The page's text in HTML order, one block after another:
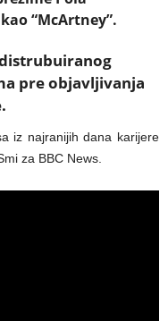
“McArtney”.
pre objavljivanja
iz najranijih dana karijere
za BBC News.